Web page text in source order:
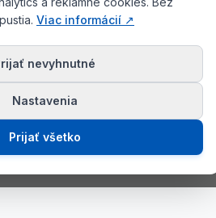
Viac informácií ↗
nevyhnutné
Nastavenia
Prijať všetko